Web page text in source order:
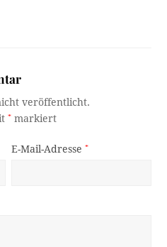
veröffentlicht.
* markiert
E-Mail-Adresse*